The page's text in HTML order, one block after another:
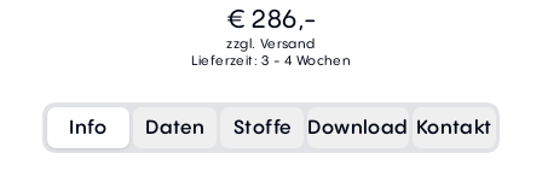
€ 286,-
zzgl. Versand
Lieferzeit: 3 - 4 Wochen
Info Daten Stoffe Download Kontakt